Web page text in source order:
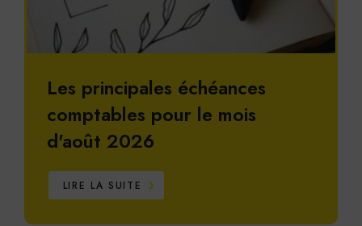
Les principales échéances
comptables pour le mois
d'août 2026
LIRE LA SUITE